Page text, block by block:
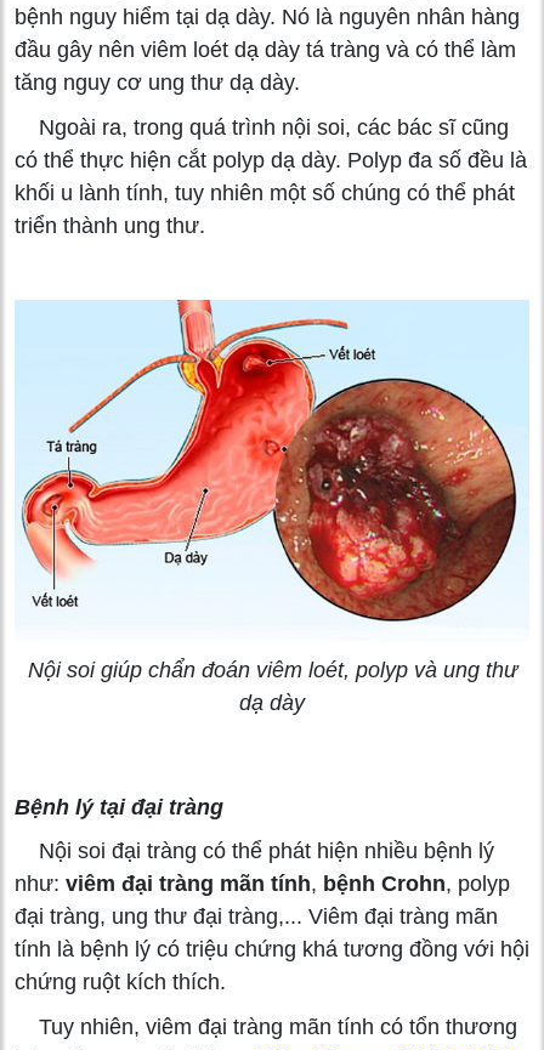
bệnh nguy hiểm tại dạ dày. Nó là nguyên nhân hàng
đầu gây nên viêm loét dạ dày tá tràng và có thể làm
tăng nguy cơ ung thư dạ dày.
Ngoài ra, trong quá trình nội soi, các bác sĩ cũng
có thể thực hiện cắt polyp dạ dày. Polyp đa số đều là
khối u lành tính, tuy nhiên một số chúng có thể phát
triển thành ung thư.
Nội soi giúp chẩn đoán viêm loét, polyp và ung thư
dạ dày
Bệnh lý tại đại tràng
Nội soi đại tràng có thể phát hiện nhiều bệnh lý
như: viêm đại tràng mãn tính, bệnh Crohn, polyp
đại tràng, ung thư đại tràng,... Viêm đại tràng mãn
tính là bệnh lý có triệu chứng khá tương đồng với hội
chứng ruột kích thích.
Tuy nhiên, viêm đại tràng mãn tính có tổn thương